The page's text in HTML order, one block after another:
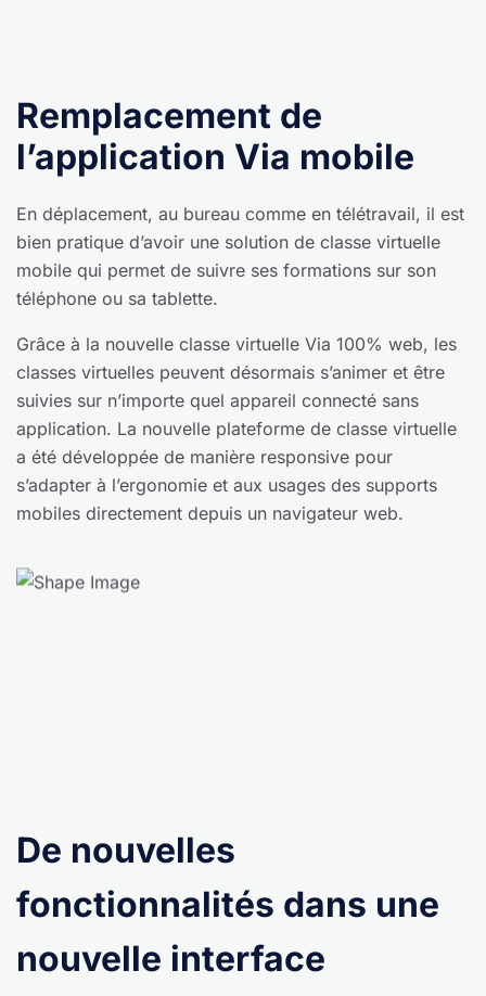
Remplacement de
l’application Via mobile
En déplacement, au bureau comme en télétravail, il est
bien pratique d’avoir une solution de classe virtuelle
mobile qui permet de suivre ses formations sur son
téléphone ou sa tablette.
Grâce à la nouvelle classe virtuelle Via 100% web, les
classes virtuelles peuvent désormais s’animer et être
suivies sur n’importe quel appareil connecté sans
application. La nouvelle plateforme de classe virtuelle
a été développée de manière responsive pour
s’adapter à l’ergonomie et aux usages des supports
mobiles directement depuis un navigateur web.
De nouvelles
fonctionnalités dans une
nouvelle interface